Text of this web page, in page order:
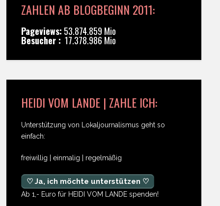
ZAHLEN AB BLOGBEGINN 2011:
Pageviews: 53.874.859 Mio
Besucher : 17.378.986 Mio
HEIDI VOM LANDE | ZAHLE ICH:
Unterstützung von Lokaljournalismus geht so
einfach:
freiwillig | einmalig | regelmäßig
♡ Ja, ich möchte unterstützen ♡
Ab 1,- Euro für HEIDI VOM LANDE spenden!